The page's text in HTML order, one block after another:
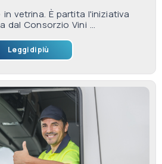
vetrina. È partita l'iniziativa
dal Consorzio Vini ...
Leggi di più